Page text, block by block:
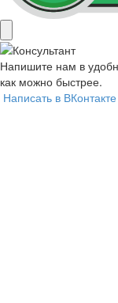
Напишите нам в
как можно быстрее.
Написать в ВКонтакте